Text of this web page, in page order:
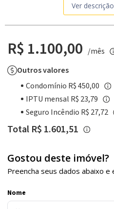
Ver
R$ 1.100,00 /mês
Outros valores
Condomínio R$ 450,00
IPTU mensal R$ 23,79
Seguro Incêndio R$ 27,72
Total R$ 1.601,51
Gostou deste imóvel?
Preencha seus dados abaixo
Nome